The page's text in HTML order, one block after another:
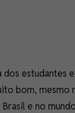
estudantes
bom, mesmo
e no